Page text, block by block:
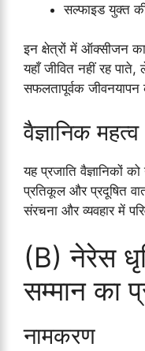
सल्फाइड युक्त
इन क्षेत्रों में ऑक्सीजन
यहाँ जीवित नहीं रह पाते,
सफलतापूर्वक जीवनयापन
वैज्ञानिक महत्व
यह प्रजाति वैज्ञानिकों
प्रतिकूल और प्रदूषित
संरचना और व्यवहार में
(B) नेरेस
सम्मान का
नामकरण